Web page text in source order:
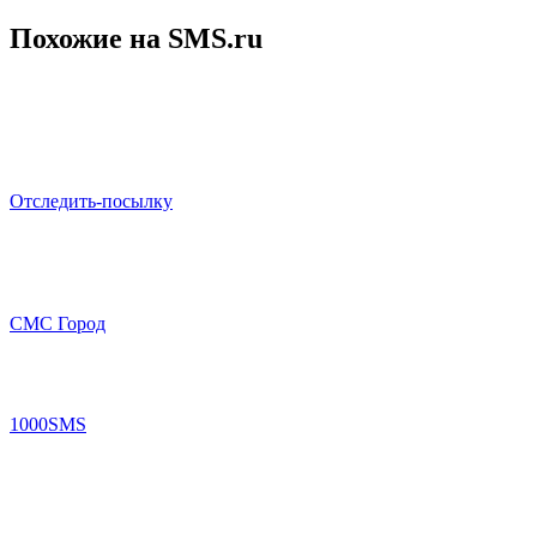
Похожие на SMS.ru
Отследить-посылку
СМС Город
1000SMS